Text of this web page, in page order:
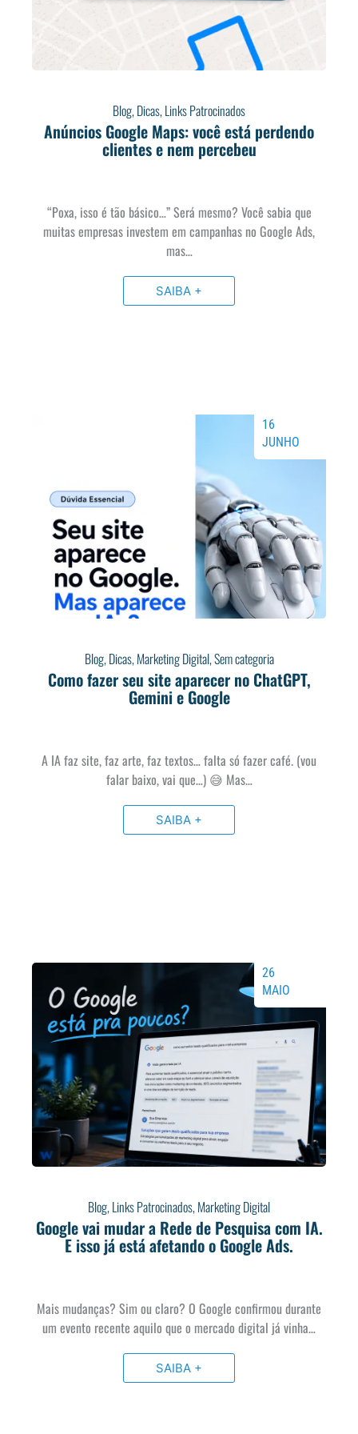
Blog,Dicas,Links Patrocinados
Anúncios Google Maps: você está perdendo
clientes e nem percebeu
“Poxa, isso é tão básico…” Será mesmo? Você sabia que
muitas empresas investem em campanhas no Google Ads,
mas…
SAIBA +
Blog,Dicas,Marketing Digital,Sem categoria
Como fazer seu site aparecer no ChatGPT,
Gemini e Google
16
JUNHO
A IA faz site, faz arte, faz textos… falta só fazer café. (vou
falar baixo, vai que…) 😅 Mas…
SAIBA +
Blog,Links Patrocinados,Marketing Digital
Google vai mudar a Rede de Pesquisa com IA.
E isso já está afetando o Google Ads.
26
MAIO
Mais mudanças? Sim ou claro? O Google confirmou durante
um evento recente aquilo que o mercado digital já vinha…
SAIBA +